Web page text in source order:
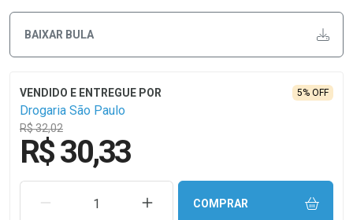
BAIXAR BULA
Drogaria São Paulo
R$ 32,02
5% OFF
R$ 30,33
REMOVER UMA UNIDADEAUMENTAR UMA UNIDADE
COMPRAR